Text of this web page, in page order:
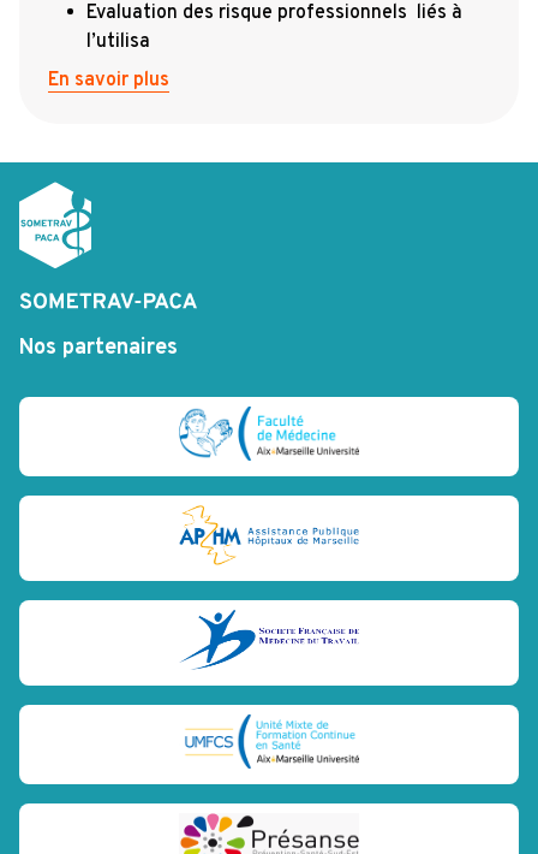
Evaluation des risque professionnels liés à
l’utilisa
En savoir plus
Nos partenaires